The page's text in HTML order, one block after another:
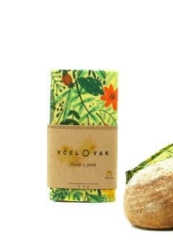
499 Kč.